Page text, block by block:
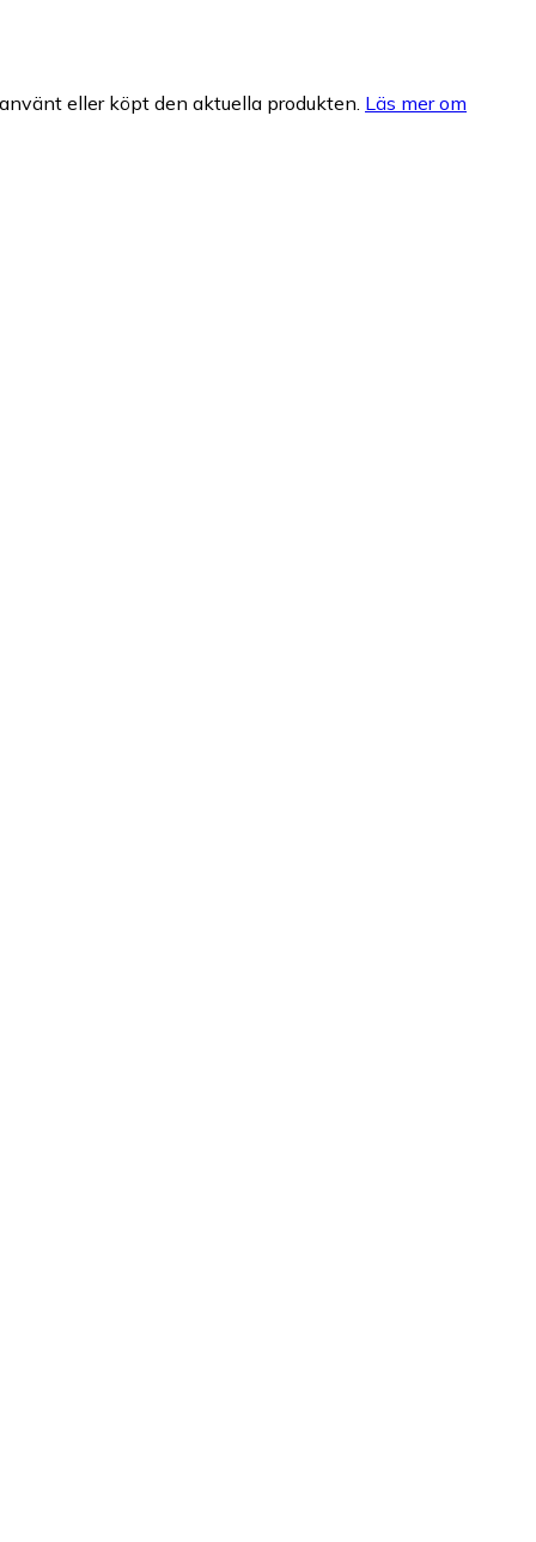
eller köpt den aktuella produkten. Läs mer om